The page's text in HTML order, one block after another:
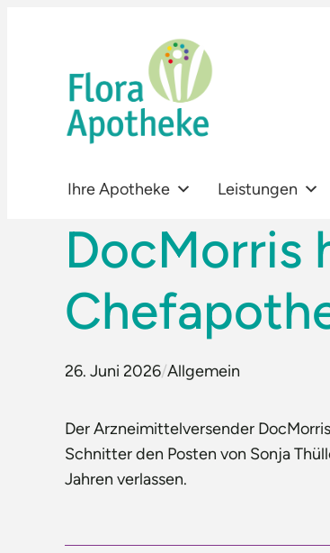
Ihre Apotheke Leistungen
DocMorris
26. Juni 2026/Allgemein
Der Arzneimittelversender
Schnitter den Posten von Sonja
Jahren verlassen.